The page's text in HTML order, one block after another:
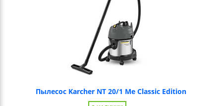
Пылесос Karcher NT 20/1 Me Classic Edition